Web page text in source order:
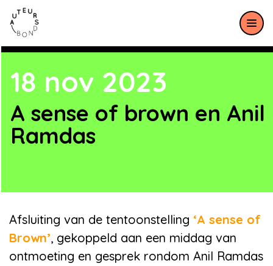
Meteen naar de content
18 nov 2023
A sense of brown en Anil
Ramdas
Afsluiting van de tentoonstelling ‘A sense of
Brown’, gekoppeld aan een middag van
ontmoeting en gesprek rondom Anil Ramdas